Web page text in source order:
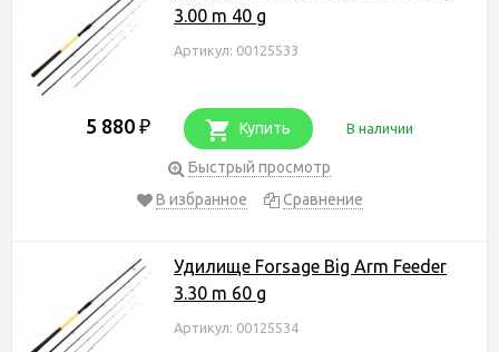
3.00 m 40 g
Артикул: 00125533
5 880 ₽ Купить В наличии
Быстрый просмотр
В избранное
Сравнение
Удилище Forsage Big Arm Feeder
3.30 m 60 g
Артикул: 00125534